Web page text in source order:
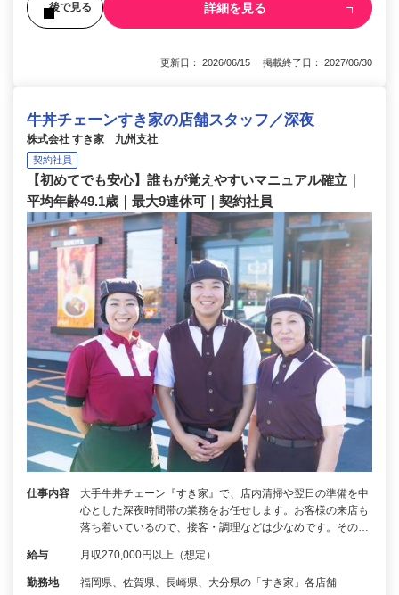
後で見る 詳細を見る
更新日： 2026/06/15 掲載終了日： 2027/06/30
牛丼チェーンすき家の店舗スタッフ／深夜
株式会社 すき家 九州支社
契約社員
【初めてでも安心】誰もが覚えやすいマニュアル確立｜
平均年齢49.1歳｜最大9連休可｜契約社員
仕事内容
大手牛丼チェーン『すき家』で、店内清掃や翌日の準備を中
心とした深夜時間帯の業務をお任せします。お客様の来店も
落ち着いているので、接客・調理などは少なめです。その…
給与 月収270,000円以上（想定）
勤務地 福岡県、佐賀県、長崎県、大分県の「すき家」各店舗